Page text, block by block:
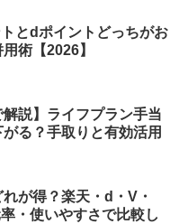
とdポイントどっちがお
術【2026】
解説】ライフプラン手当
る？手取りと有効活用
が得？楽天・d・V・
・使いやすさで比較し